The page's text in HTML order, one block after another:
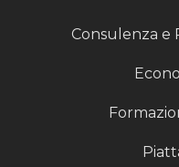
Consulenza e